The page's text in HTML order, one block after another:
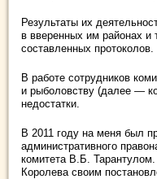
Результаты их
в вверенных им районах и
составленных протоколов.
В работе сотрудников
и рыболовству (далее —
недостатки.
В 2011 году на меня был
административного
комитета В.Б.
Королева своим